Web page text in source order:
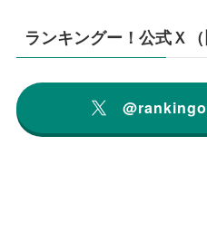
ランキングー！公式Ｘ（